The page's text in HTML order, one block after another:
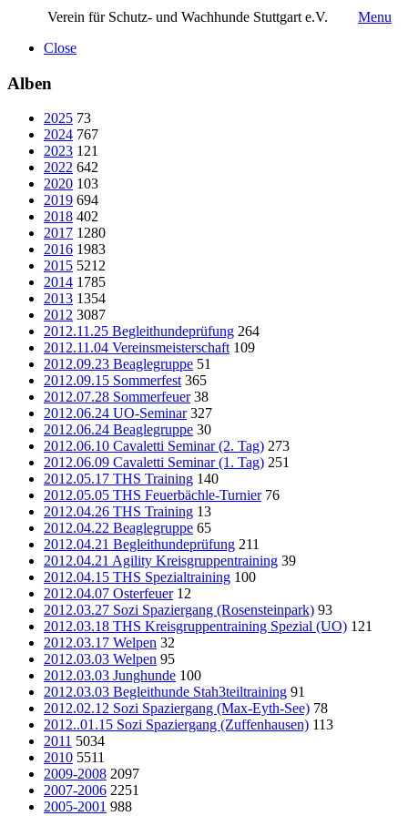
Verein für Schutz- und Wachhunde Stuttgart e.V.
Menu
Close
Alben
2025 73
2024 767
2023 121
2022 642
2020 103
2019 694
2018 402
2017 1280
2016 1983
2015 5212
2014 1785
2013 1354
2012 3087
2012.11.25 Begleithundeprüfung 264
2012.11.04 Vereinsmeisterschaft 109
2012.09.23 Beaglegruppe 51
2012.09.15 Sommerfest 365
2012.07.28 Sommerfeuer 38
2012.06.24 UO-Seminar 327
2012.06.24 Beaglegruppe 30
2012.06.10 Cavaletti Seminar (2. Tag) 273
2012.06.09 Cavaletti Seminar (1. Tag) 251
2012.05.17 THS Training 140
2012.05.05 THS Feuerbächle-Turnier 76
2012.04.26 THS Training 13
2012.04.22 Beaglegruppe 65
2012.04.21 Begleithundeprüfung 211
2012.04.21 Agility Kreisgruppentraining 39
2012.04.15 THS Spezialtraining 100
2012.04.07 Osterfeuer 12
2012.03.27 Sozi Spaziergang (Rosensteinpark) 93
2012.03.18 THS Kreisgruppentraining Spezial (UO) 121
2012.03.17 Welpen 32
2012.03.03 Welpen 95
2012.03.03 Junghunde 100
2012.03.03 Begleithunde Stah3teiltraining 91
2012.02.12 Sozi Spaziergang (Max-Eyth-See) 78
2012..01.15 Sozi Spaziergang (Zuffenhausen) 113
2011 5034
2010 5511
2009-2008 2097
2007-2006 2251
2005-2001 988